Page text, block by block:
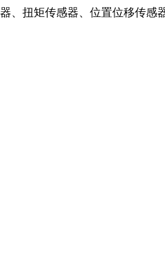
扭矩传感器、位置位移传感